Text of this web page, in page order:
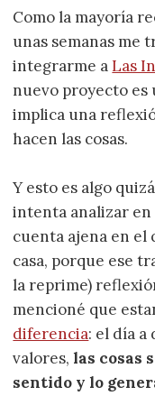
Como la mayoría
unas semanas me
integrarme aLas
nuevo proyecto
implica una
hacen las cosas.
Y esto es algo
intenta analizar
cuenta ajena en el
casa, porque ese
la reprime)
mencioné que
diferencia: el día
valores, las cosas
sentido y lo